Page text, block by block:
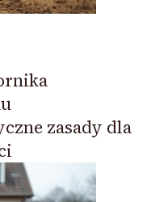
zasady dla